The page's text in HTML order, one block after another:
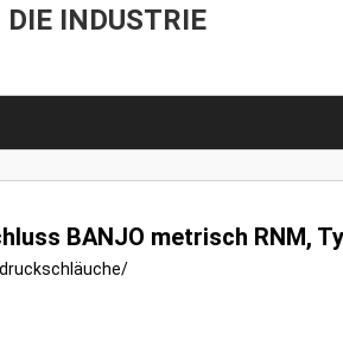
DIE INDUSTRIE
BANJO metrisch RNM,
/